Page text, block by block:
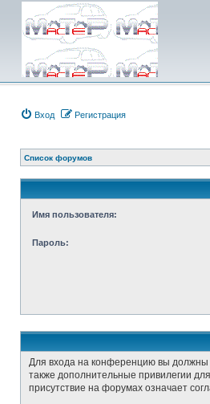
Вход Регистрация
Список форумов
Имя пользователя:
Пароль:
Для входа на конференцию вы должны
также дополнительные привилегии
присутствие на форумах означает